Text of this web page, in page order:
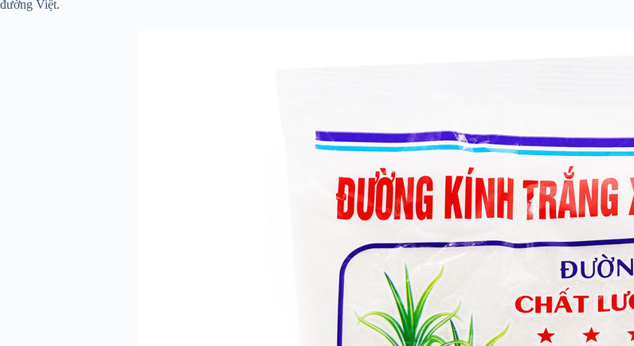
đường Việt.